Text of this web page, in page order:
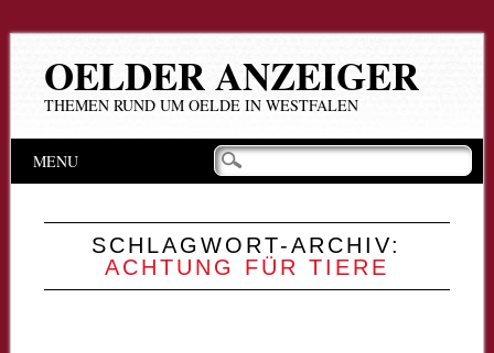
OELDER ANZEIGER
THEMEN RUND UM OELDE IN WESTFALEN
Hauptmenü
Inhalt
MENU
SCHLAGWORT-ARCHIV:
ACHTUNG FÜR TIERE